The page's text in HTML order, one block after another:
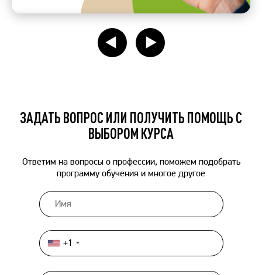
ЗАДАТЬ ВОПРОС ИЛИ ПОЛУЧИТЬ ПОМОЩЬ С
ВЫБОРОМ КУРСА
Ответим на вопросы о профессии, поможем подобрать
программу обучения и многое другое
United
States
+1
+1